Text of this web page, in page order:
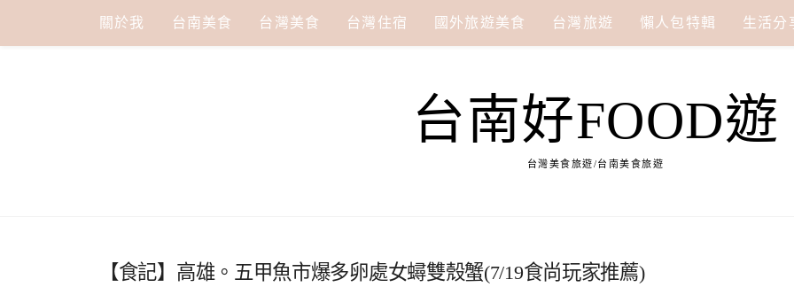
關於我 台南美食 台灣美食 台灣住宿 國外旅遊美食 台灣旅遊 懶人包特輯 生活分
台南好FOOD遊
台灣美食旅遊/台南美食旅遊
【食記】高雄。五甲魚市爆多卵處女蟳雙殼蟹(7/19食尚玩家推薦)